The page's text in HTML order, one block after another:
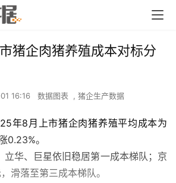
猪企肉猪养殖成本对标分
16:16 数据图表 , 猪企生产数据
年8月上市猪企肉猪养殖平均成本为
0.23%。
立华、巨星依旧稳居第一成本梯队；京
滑落至第三成本梯队。